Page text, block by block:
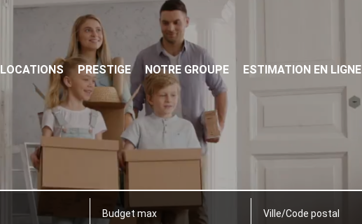
LOCATIONS PRESTIGE NOTRE GROUPE ESTIMATION EN LIGNE
Ville/Code postal